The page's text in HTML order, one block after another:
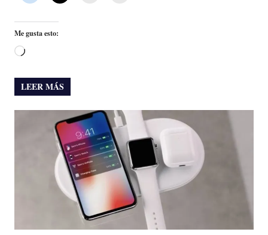
Me gusta esto:
Cargando...
LEER MÁS